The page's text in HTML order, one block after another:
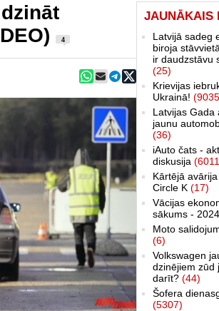
4
JAUNĀKAIS
Latvijā sadeg
biroja
ir daudzstāvu
(25)
Krievijas
Ukrainā!
Latvijas Gada
jaunu
(36)
iAuto čats -
diskusija
Kārtējā
Circle K (17)
Vācijas
sākums -
Moto
(6)
Volkswagen
dzinējiem zūd
darīt? (44)
Šofera
(5307)